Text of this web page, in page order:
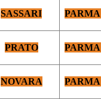
SASSARI PARMA
PRATO PARMA
NOVARA PARMA